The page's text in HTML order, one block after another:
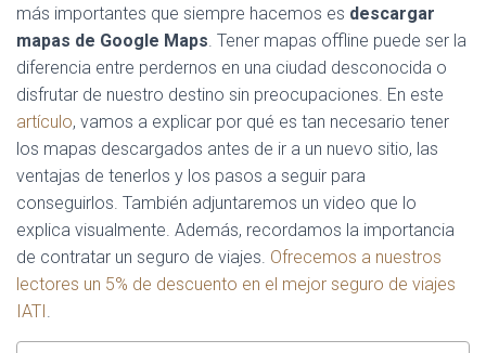
más importantes que siempre hacemos es descargar
mapas de Google Maps. Tener mapas offline puede ser la
diferencia entre perdernos en una ciudad desconocida o
disfrutar de nuestro destino sin preocupaciones. En este
artículo, vamos a explicar por qué es tan necesario tener
los mapas descargados antes de ir a un nuevo sitio, las
ventajas de tenerlos y los pasos a seguir para
conseguirlos. También adjuntaremos un video que lo
explica visualmente. Además, recordamos la importancia
de contratar un seguro de viajes. Ofrecemos a nuestros
lectores un 5% de descuento en el mejor seguro de viajes
IATI.